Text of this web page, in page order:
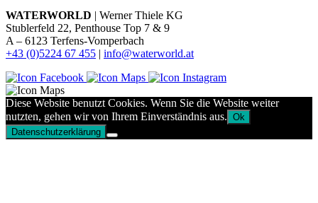
WATERWORLD | Werner Thiele KG
Stublerfeld 22, Penthouse Top 7 & 9
A – 6123 Terfens-Vomperbach
+43 (0)5224 67 455 | info@waterworld.at
Diese Website benutzt Cookies. Wenn Sie die Website weiter
nutzten, gehen wir von Ihrem Einverständnis aus. Ok
Datenschutzerklärung